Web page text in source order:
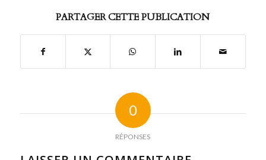
PARTAGER CETTE PUBLICATION
0
RÉPONSES